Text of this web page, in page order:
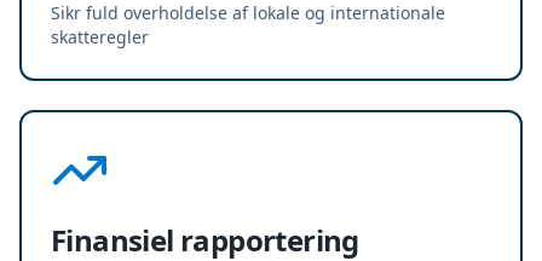
Sikr fuld overholdelse af lokale og internationale
skatteregler
Finansiel rapportering